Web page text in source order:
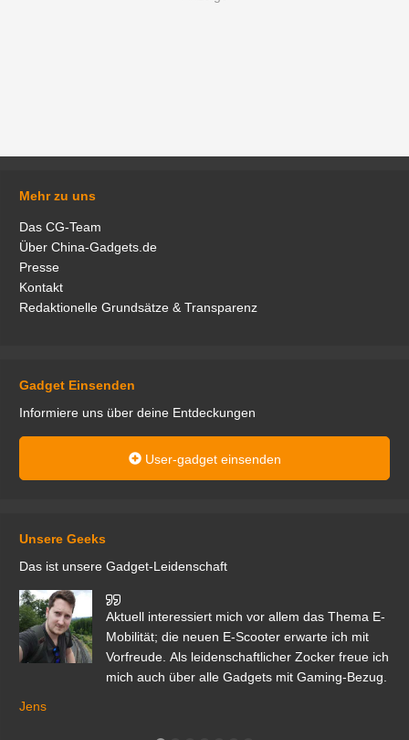
Mehr zu uns
Das CG-Team
Über China-Gadgets.de
Presse
Kontakt
Redaktionelle Grundsätze & Transparenz
Gadget Einsenden
Informiere uns über deine Entdeckungen
User-gadget einsenden
Unsere Geeks
Das ist unsere Gadget-Leidenschaft
Aktuell interessiert mich vor allem das Thema E-
Mobilität; die neuen E-Scooter erwarte ich mit
Vorfreude. Als leidenschaftlicher Zocker freue ich
mich auch über alle Gadgets mit Gaming-Bezug.
Jens